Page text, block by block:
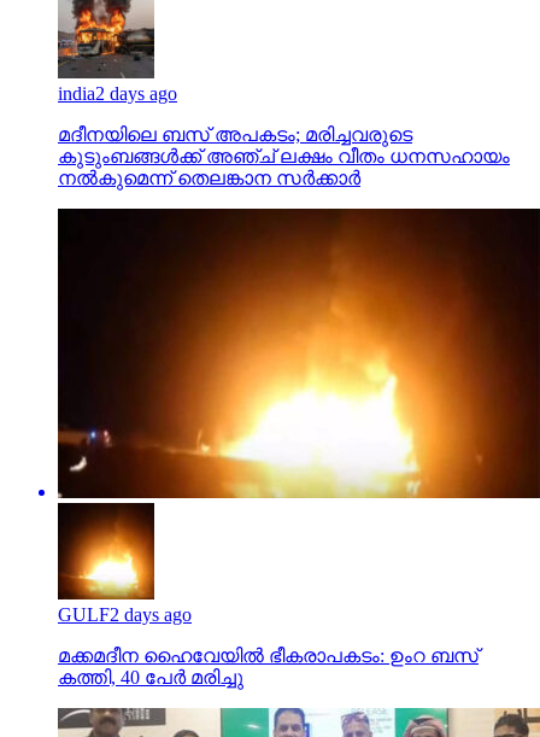
india2 days ago
മദീനയിലെ ബസ് അപകടം; മരിച്ചവരുടെ
കുടുംബങ്ങള്‍ക്ക് അഞ്ച് ലക്ഷം വീതം ധനസഹായം
നല്‍കുമെന്ന് തെലങ്കാന സര്‍ക്കാര്‍
GULF2 days ago
മക്കമദീന ഹൈവേയില്‍ ഭീകരാപകടം: ഉംറ ബസ്
കത്തി, 40 പേര്‍ മരിച്ചു